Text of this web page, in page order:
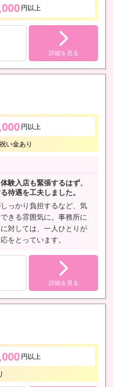
円以上
詳細を見る
円以上
い金あり
験入店も緊張するはず、
待遇を工夫しました。
っかり負担するなど、気
きる雰囲気に。事務所に
対しては、一人ひとりが
をとっています。
詳細を見る
円以上